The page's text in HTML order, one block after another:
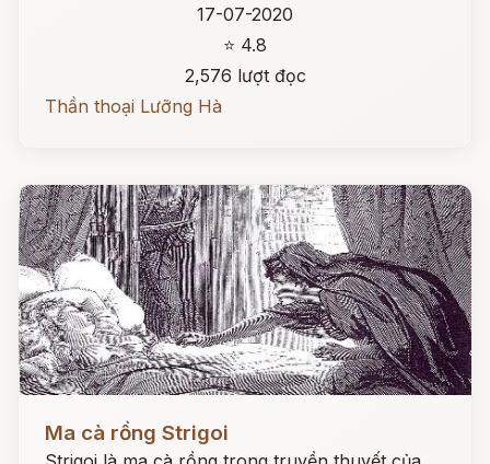
17-07-2020
⭐ 4.8
2,576 lượt đọc
Thần thoại Lưỡng Hà
Ma cà rồng Strigoi